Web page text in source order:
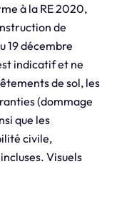
à la RE 2020,
de
19 décembre
indicatif et ne
de sol, les
(dommage
que les
civile,
Visuels